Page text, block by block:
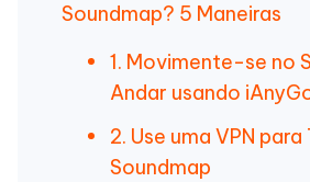
Soundmap? 5 Maneiras
1. Movimente-se no
Andar usando
2. Use uma VPN
Soundmap